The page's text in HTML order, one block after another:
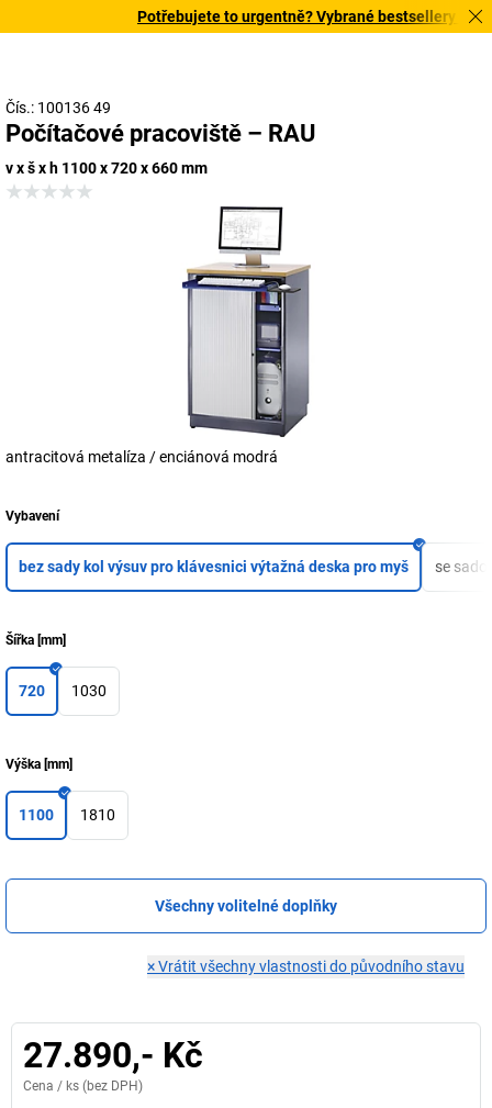
Potřebujete to urgentně? Vybrané bestsellery
Čís.: 100136 49
Počítačové pracoviště – RAU
v x š x h 1100 x 720 x 660 mm
antracitová metalíza / enciánová modrá
Vybavení
bez sady kol výsuv pro klávesnici výtažná deska pro myš se
Šířka [mm]
720 1030
Výška [mm]
1100 1810
Všechny volitelné doplňky
×Vrátit všechny vlastnosti do původního stavu
27.890,- Kč
Cena / ks (bez DPH)